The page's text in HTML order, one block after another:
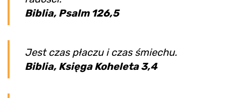
Biblia, Psalm 126,5
Jest czas płaczu i czas śmiechu.
Biblia, Księga Koheleta 3,4